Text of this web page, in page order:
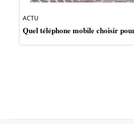
ACTU
Quel téléphone mobile choisir